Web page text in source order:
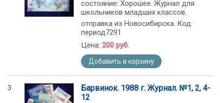
состояние: Хорошее. Журнал для
школьников младших классов.
отправка из Новосибирска. Код:
период7291
Цена: 200 руб.
Добавить в корзину
3
Барвинок. 1988 г. Журнал. №1, 2, 4-
12